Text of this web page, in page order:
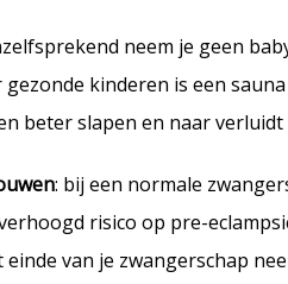
neem je geen
gezonde kinderen is een
beter slapen en naar
: bij een normale
risico op pre-
einde van je zwangerschap